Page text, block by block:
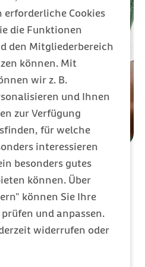
erforderliche Cookies
die Funktionen
den Mitgliederbereich
können. Mit
wir z. B.
und Ihnen
zur Verfügung
für welche
interessieren
besonders gutes
können. Über
können Sie Ihre
und anpassen.
widerrufen oder
Belohn
gesunden
eine andere Sportart
ins